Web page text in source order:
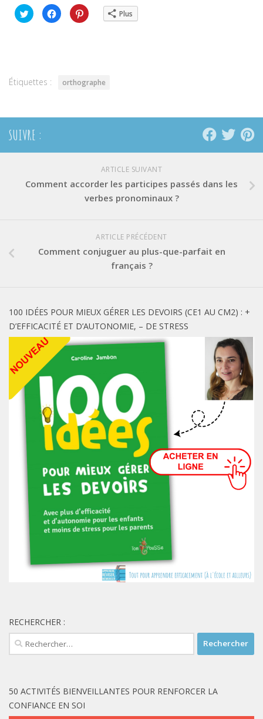
Cliquez
pour
partager
Cliquez
pour
partager
Cliquez
pour Plus
Étiquettes : orthographe
SUIVRE :
ARTICLE SUIVANT
Comment accorder les participes passés dans les
verbes pronominaux ?
ARTICLE PRÉCÉDENT
Comment conjuguer au plus-que-parfait en
français ?
100 IDÉES POUR MIEUX GÉRER LES DEVOIRS (CE1 AU CM2) : +
D’EFFICACITÉ ET D’AUTONOMIE, – DE STRESS
RECHERCHER :
Rechercher :
50 ACTIVITÉS BIENVEILLANTES POUR RENFORCER LA
CONFIANCE EN SOI